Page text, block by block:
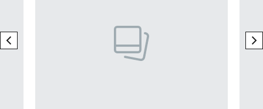
previous element